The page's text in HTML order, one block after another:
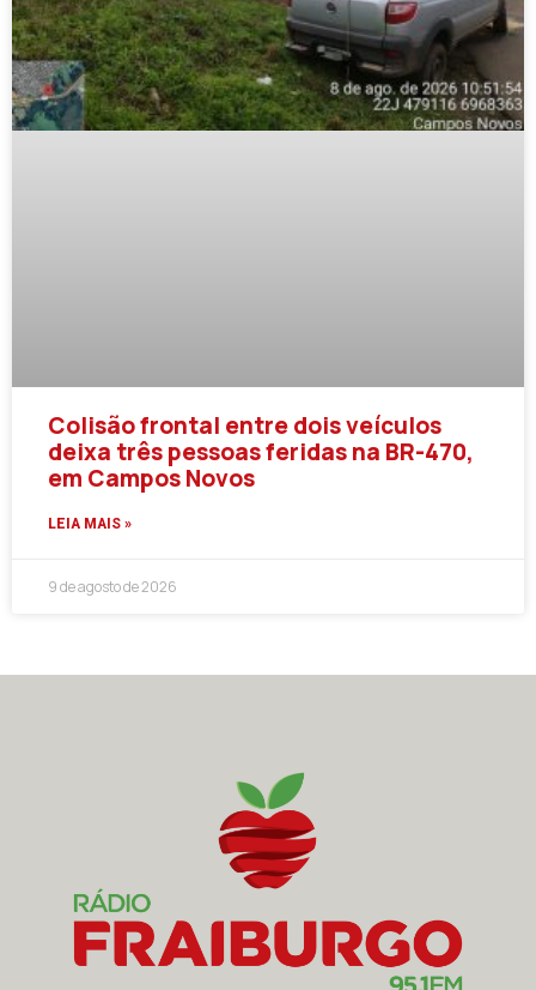
Colisão frontal entre dois veículos
deixa três pessoas feridas na BR-470,
em Campos Novos
LEIA MAIS »
9 de agosto de 2026